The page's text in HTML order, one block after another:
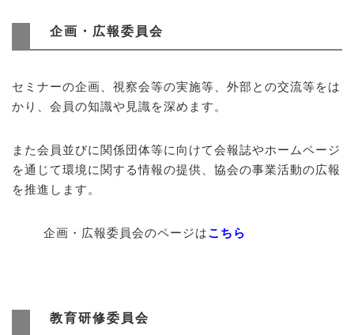
企画・広報委員会
セミナーの企画、視察会等の実施等、外部との交流等をは
かり、会員の知識や見識を深めます。
また会員並びに関係団体等に向けて会報誌やホームページ
を通じて環境に関する情報の提供、協会の事業活動の広報
を推進します。
企画・広報委員会のページはこちら
教育研修委員会